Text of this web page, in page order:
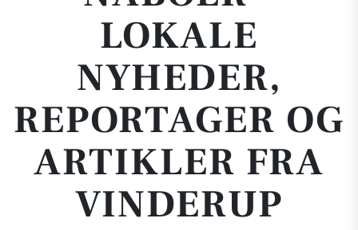
LOKALE
NYHEDER,
REPORTAGER OG
ARTIKLER FRA
VINDERUP